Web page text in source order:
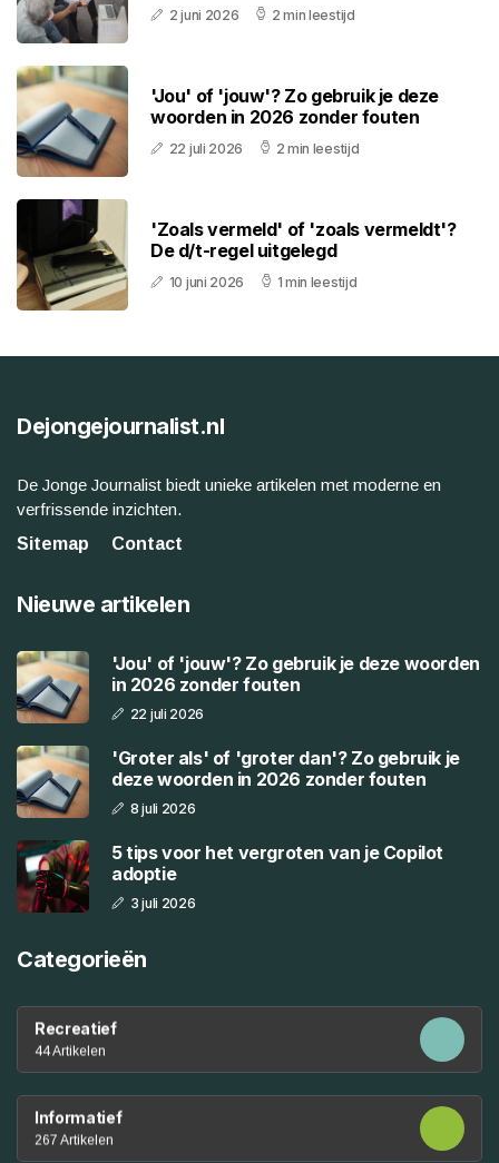
2 juni 2026 2 min leestijd
'Jou' of 'jouw'? Zo gebruik je deze
woorden in 2026 zonder fouten
22 juli 2026 2 min leestijd
'Zoals vermeld' of 'zoals vermeldt'?
De d/t-regel uitgelegd
10 juni 2026 1 min leestijd
Dejongejournalist.nl
De Jonge Journalist biedt unieke artikelen met moderne en
verfrissende inzichten.
Sitemap
Contact
Nieuwe artikelen
'Jou' of 'jouw'? Zo gebruik je deze woorden
in 2026 zonder fouten
22 juli 2026
'Groter als' of 'groter dan'? Zo gebruik je
deze woorden in 2026 zonder fouten
8 juli 2026
5 tips voor het vergroten van je Copilot
adoptie
3 juli 2026
Categorieën
Recreatief
44 Artikelen
Informatief
267 Artikelen